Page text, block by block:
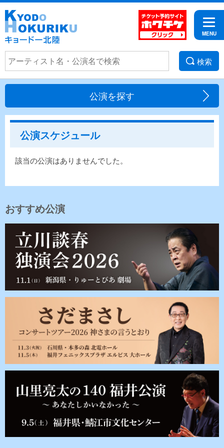
検索
公演を探す
公演スケジュール
該当の公演はありませんでした。
おすすめ公演